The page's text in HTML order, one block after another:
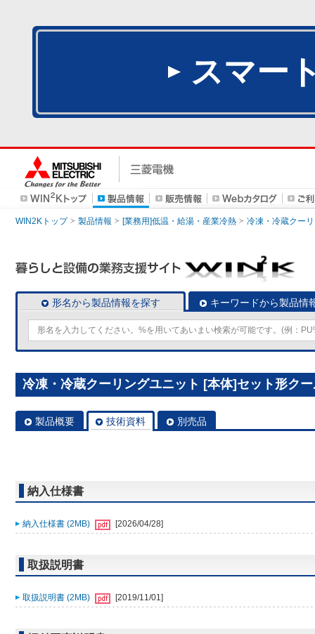
スマー
WIN2Kトップ 製品情報 [業務用]低温・給湯・産業冷熱 冷凍・冷蔵クー
形名から製品情報を探す キーワードから製品情
冷凍・冷蔵クーリングユニット [本体]セット形ク
製品概要 技術資料 別売品
納入仕様書
納入仕様書 (2MB) [2026/04/28]
取扱説明書
取扱説明書 (2MB) [2019/11/01]